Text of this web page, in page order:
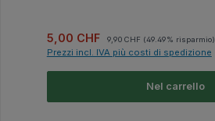
Prezzo di vendita:
5,00 CHF 9,90 CHF (49.49% risparmio)
Prezzi incl. IVA più costi di spedizione
Nel carrello